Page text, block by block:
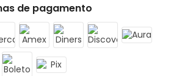
de pagamento